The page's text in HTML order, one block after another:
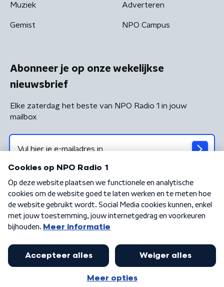
Muziek
Gemist
Adverteren
NPO Campus
Abonneer je op onze wekelijkse
nieuwsbrief
Elke zaterdag het beste van NPO Radio 1 in jouw
mailbox
Algemene voorwaarden